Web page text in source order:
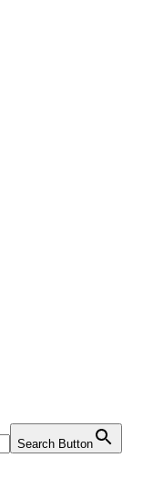
Search Button